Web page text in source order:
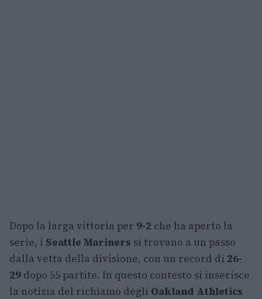
Dopo la larga vittoria per 9-2 che ha aperto la
serie, i Seattle Mariners si trovano a un passo
dalla vetta della divisione, con un record di 26-
29 dopo 55 partite. In questo contesto si inserisce
la notizia del richiamo degli Oakland Athletics